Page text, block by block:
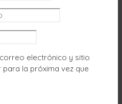
electrónico y sitio
la próxima vez que